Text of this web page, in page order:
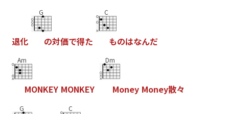
退化
G
の対価で得た
C
ものはなんだ
Am
MONKEY MONKEY
Dm
Money Money散々
G C